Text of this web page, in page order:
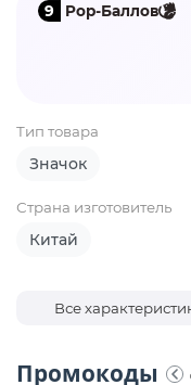
9 Pop-Баллов
Тип товара
Значок
Страна изготовитель
Китай
Все
Промокоды